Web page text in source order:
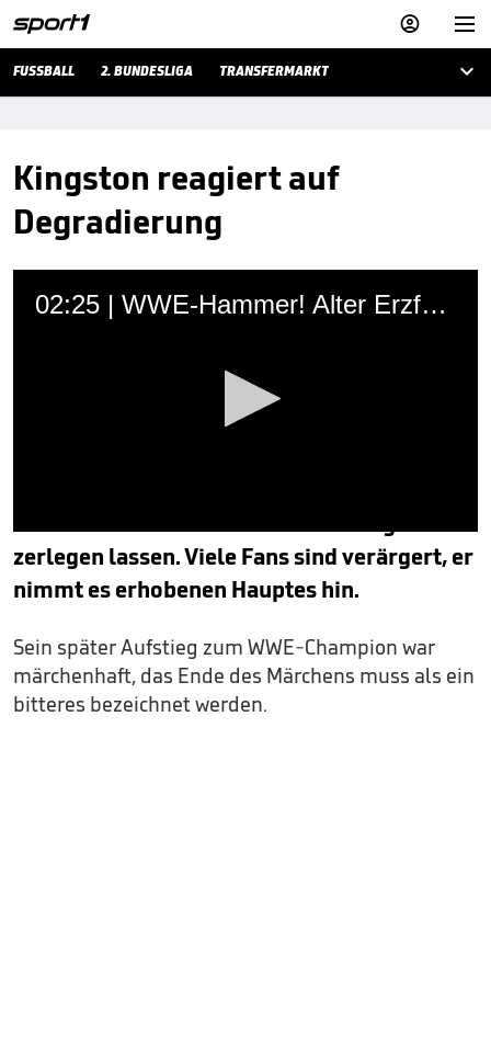


FUSSBALL 2. BUNDESLIGA TRANSFERMARKT 
Kingston reagiert auf
Degradierung
02:25 | WWE-Hammer! Alter Erzfeind überrascht Brock Lesnar
seconds
2
seconds
zerlegen lassen. Viele Fans sind verärgert, er
nimmt es erhobenen Hauptes hin.
Sein später Aufstieg zum WWE-Champion war
märchenhaft, das Ende des Märchens muss als ein
bitteres bezeichnet werden.